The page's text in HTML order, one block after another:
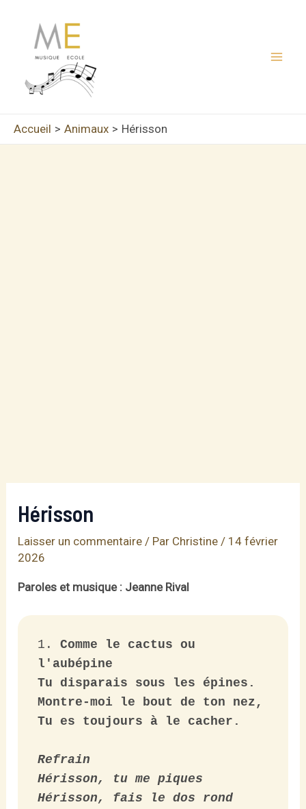
contenu
Accueil Animaux Hérisson
Hérisson
Laisser un commentaire / Par Christine/ 14 février
2026
Paroles et musique : Jeanne Rival
1. Comme le cactus ou
l'aubépine
Tu disparais sous les épines.
Montre-moi le bout de ton nez,
Tu es toujours à le cacher.
Refrain
Hérisson, tu me piques
Hérisson, fais le dos rond